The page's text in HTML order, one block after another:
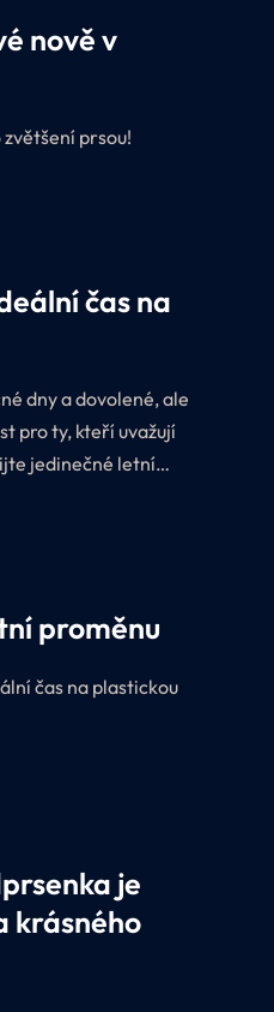
nově v
prsou!
čas na
dny a dovolené, ale
pro ty, kteří uvažují
jedinečné letní
zákroky.
proměnu
čas na plastickou
je
krásného